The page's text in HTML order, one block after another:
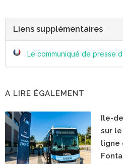
Liens supplémentaires
Le communiqué de presse
A LIRE ÉGALEMENT
Ile-
sur
ligne